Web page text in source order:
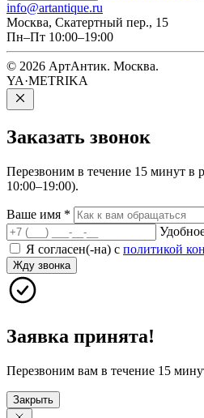
info@artantique.ru
Москва, Скатертный пер., 15
Пн–Пт 10:00–19:00
© 2026 АртАнтик. Москва.
YA·METRIKA
Заказать звонок
Перезвоним в течение 15 минут в
10:00–19:00).
Ваше имя *
Я согласен(-на) с политикой
Жду звонка
Заявка принята!
Перезвоним вам в течение 15
Закрыть